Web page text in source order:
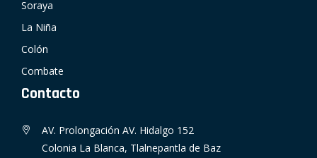
Soraya
La Niña
Colón
Combate
Contacto
AV. Prolongación AV. Hidalgo 152
Colonia La Blanca, Tlalnepantla de Baz